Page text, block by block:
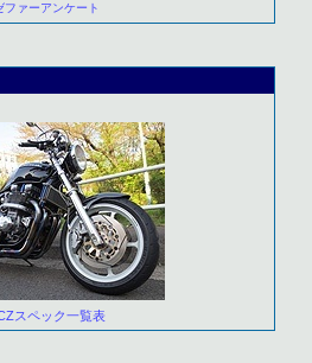
ファーアンケート
スペック一覧表